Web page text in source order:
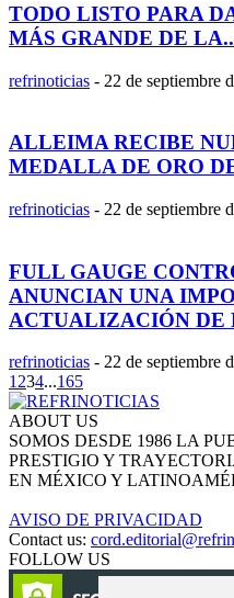
TODO LISTO PARA
MÁS GRANDE DE
refrinoticias - 22 de septiembre
ALLEIMA RECIBE
MEDALLA DE ORO
refrinoticias - 22 de septiembre
FULL GAUGE
ANUNCIAN UNA
ACTUALIZACIÓN DE
refrinoticias - 22 de septiembre
1234...165
ABOUT US
SOMOS DESDE 1986 LA
PRESTIGIO Y
EN MÉXICO Y
AVISO DE PRIVACIDAD
Contact us:
FOLLOW US